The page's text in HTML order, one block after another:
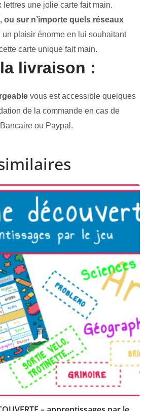
lettres une jolie carte fait main.
ou sur n’importe quels réseaux
un plaisir énorme en lui souhaitant
carte unique fait main.
livraison :
vous est accessible quelques
de la commande en cas de
ou Paypal.